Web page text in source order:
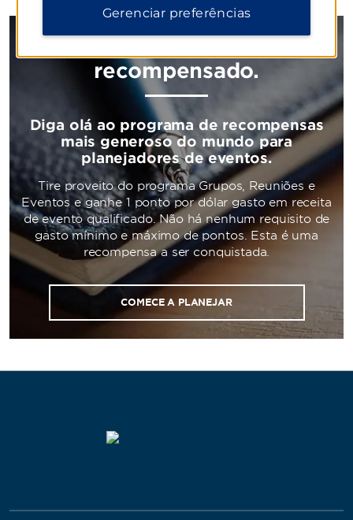
Você trabalha duro. Seja
recompensado.
Diga olá ao programa de recompensas
mais generoso do mundo para
planejadores de eventos.
Tire proveito do programa Grupos, Reuniões e
Eventos e ganhe 1 ponto por dólar gasto em receita
de evento qualificado. Não há nenhum requisito de
gasto mínimo e máximo de pontos. Esta é uma
recompensa a ser conquistada.
COMECE A PLANEJAR
Gerenciar preferências